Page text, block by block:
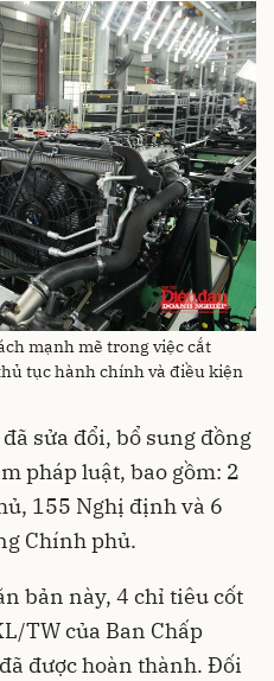
mạnh mẽ trong việc cắt
tục hành chính và điều kiện
sửa đổi, bổ sung đồng
pháp luật, bao gồm: 2
155 Nghị định và 6
Chính phủ.
bản này, 4 chỉ tiêu cốt
TW của Ban Chấp
được hoàn thành. Đối